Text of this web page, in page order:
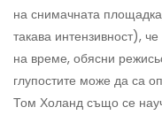
на снимачната
такава интензивност),
на време, обясни
глупостите може да са
Том Холанд също се